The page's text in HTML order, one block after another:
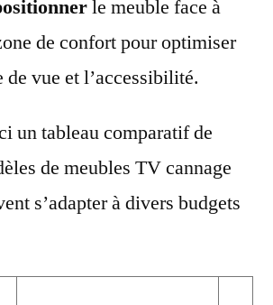
le meuble face à
de confort pour optimiser
de vue et l’accessibilité.
un tableau comparatif de
de meubles TV cannage
s’adapter à divers budgets